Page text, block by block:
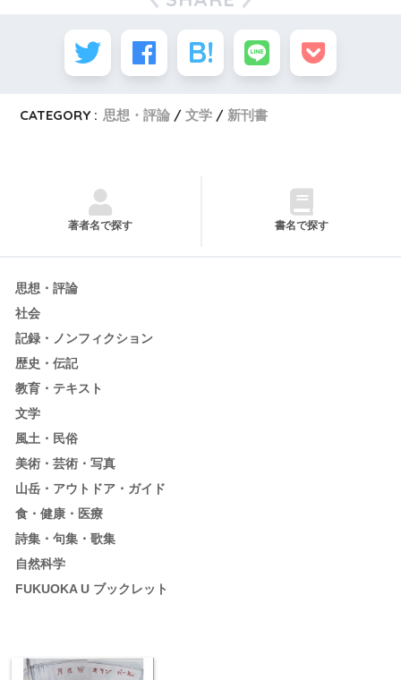
CATEGORY : 思想・評論 文学 新刊書
著者名で探す 書名で探す
思想・評論
社会
記録・ノンフィクション
歴史・伝記
教育・テキスト
文学
風土・民俗
美術・芸術・写真
山岳・アウトドア・ガイド
食・健康・医療
詩集・句集・歌集
自然科学
FUKUOKA U ブックレット